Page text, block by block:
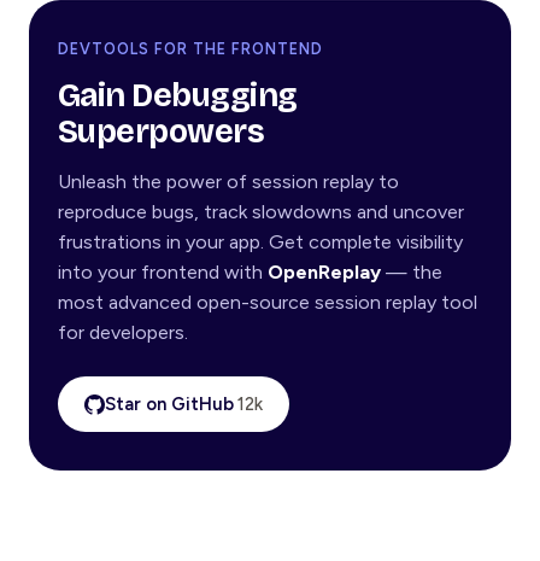
DEVTOOLS FOR THE FRONTEND
Gain Debugging
Superpowers
Unleash the power of session replay to
reproduce bugs, track slowdowns and uncover
frustrations in your app. Get complete visibility
into your frontend with OpenReplay — the
most advanced open-source session replay tool
for developers.
Star on GitHub12k